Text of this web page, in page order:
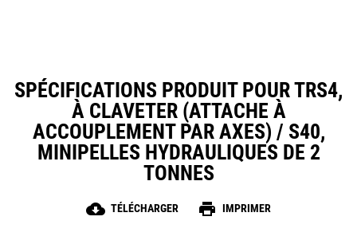
SPÉCIFICATIONS PRODUIT POUR TRS4,
À CLAVETER (ATTACHE À
ACCOUPLEMENT PAR AXES) / S40,
MINIPELLES HYDRAULIQUES DE 2
TONNES
cloud_download TÉLÉCHARGER print IMPRIMER